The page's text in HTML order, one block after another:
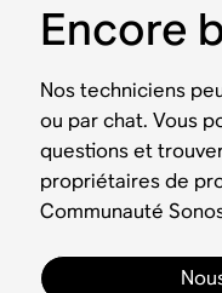
Encore
Nos techniciens
ou par chat. Vous
questions et
propriétaires de
Communauté